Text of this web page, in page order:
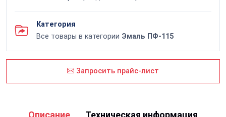
Категория
Все товары в категории Эмаль ПФ-115
Запросить прайс-лист
Описание Техническая информация